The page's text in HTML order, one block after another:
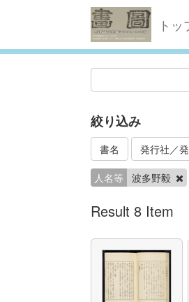
ト
絞り込み
書名 発行社／
人名等 波多野毅
Result 8 Item